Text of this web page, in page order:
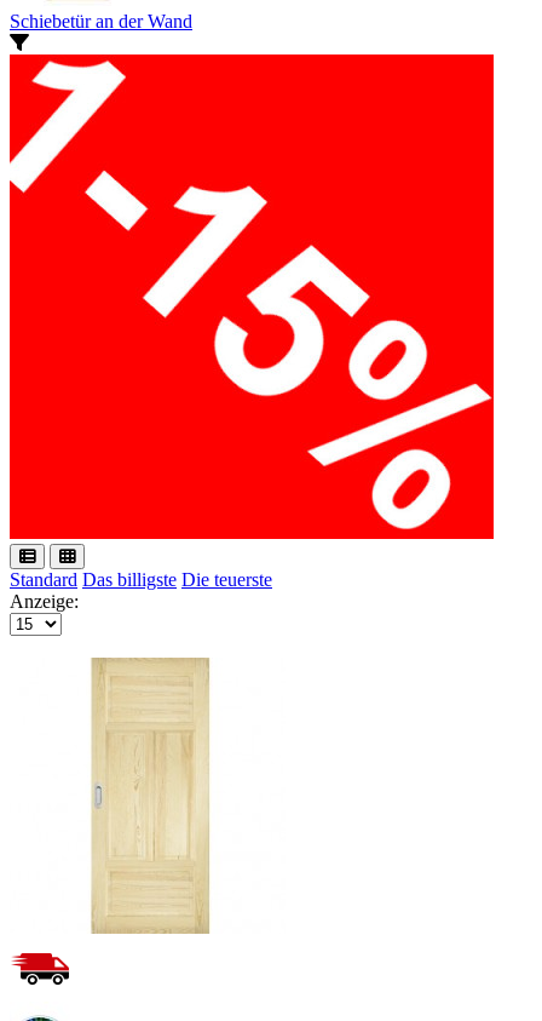
Schiebetür an der Wand
Standard Das billigste Die teuerste
Anzeige: